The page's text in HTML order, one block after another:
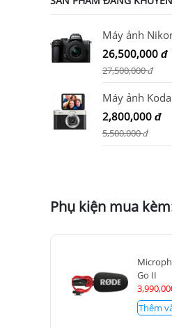
26,500,000 đ
27,500,000đ
Máy ảnh
2,800,000 đ
5,500,000đ
Phụ kiện mua
Go II
Thêm